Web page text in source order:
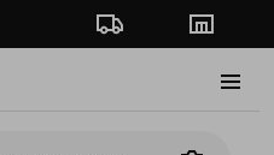
Проследяване на